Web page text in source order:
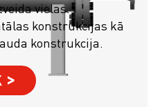
vielas.
konstrukcijas kā
konstrukcija.